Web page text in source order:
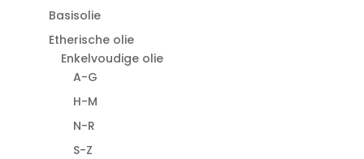
Basisolie
Etherische olie
Enkelvoudige olie
A-G
H-M
N-R
S-Z